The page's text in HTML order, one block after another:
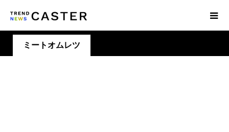
ミートオムレツ